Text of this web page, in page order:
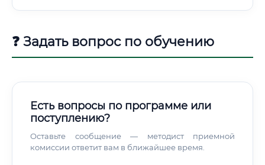
специалиста.
❓ Задать вопрос по обучению
Есть вопросы по программе или
поступлению?
Оставьте сообщение — методист приемной
комиссии ответит вам в ближайшее время.